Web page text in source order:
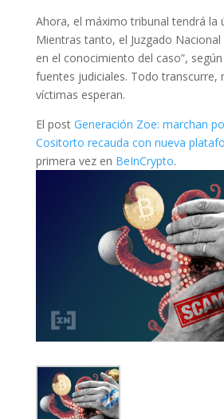
Ahora, el máximo tribunal tendrá la
Mientras tanto, el Juzgado
en el conocimiento del caso”,
fuentes judiciales. Todo transcurre,
víctimas esperan.
El post Generación Zoe: marchan
Cositorto recauda con nueva
primera vez en BeInCrypto.